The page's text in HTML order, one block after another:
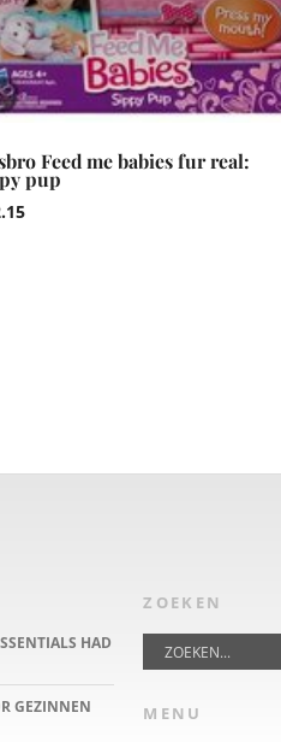
Feed me babies fur real:
pup
HAD
GEZINNEN
ZOEKEN
MENU